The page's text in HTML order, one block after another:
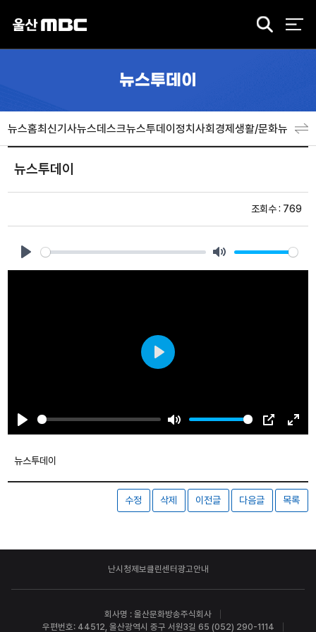
검
뉴스투데이
뉴스홈최신기사뉴스데스크뉴스투데이정치사회경제생활/문화뉴스특
뉴스투데이
조회수 : 769
Play Mute PIP
Play
뉴스투데이
수정 삭제 이전글 다음글 목록
난시청제보클린센터광고안내
회사명 : 울산문화방송주식회사
우편번호: 44512, 울산광역시 중구 서원3길 65 (052) 290-1114